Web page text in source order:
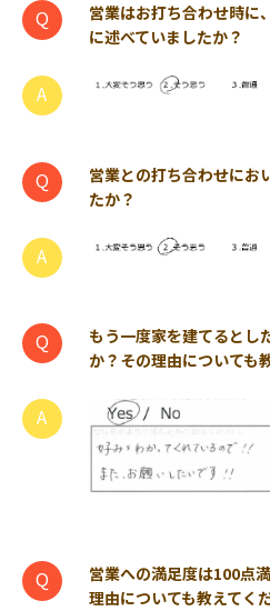
営業はお打ち合わせ時に
に述べていましたか？
営業との打ち合わせにお
たか？
もう一度家を建てるとし
か？その理由についても
営業への満足度は100点
理由についても教えてく